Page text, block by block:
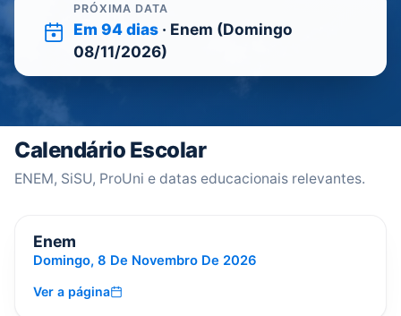
PRÓXIMA DATA
Em 94 dias · Enem (Domingo
08/11/2026)
Calendário Escolar
ENEM, SiSU, ProUni e datas educacionais relevantes.
📝
Enem
Domingo, 8 De Novembro De 2026
Ver a página